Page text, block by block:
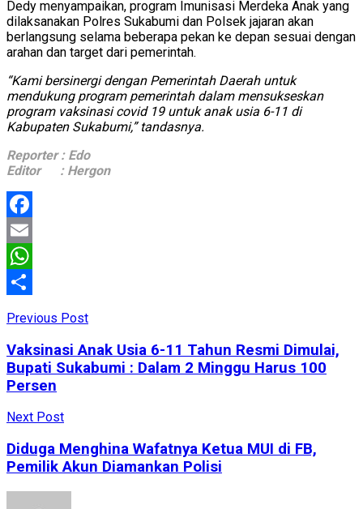
Dedy menyampaikan, program Imunisasi Merdeka Anak yang
dilaksanakan Polres Sukabumi dan Polsek jajaran akan
berlangsung selama beberapa pekan ke depan sesuai dengan
arahan dan target dari pemerintah.
“Kami bersinergi dengan Pemerintah Daerah untuk
mendukung program pemerintah dalam mensukseskan
program vaksinasi covid 19 untuk anak usia 6-11 di
Kabupaten Sukabumi,” tandasnya.
Reporter : Edo
Editor : Hergon
Facebook
Email
WhatsApp
Previous Post
Vaksinasi Anak Usia 6-11 Tahun Resmi Dimulai,
Bupati Sukabumi : Dalam 2 Minggu Harus 100
Persen
Next Post
Diduga Menghina Wafatnya Ketua MUI di FB,
Pemilik Akun Diamankan Polisi